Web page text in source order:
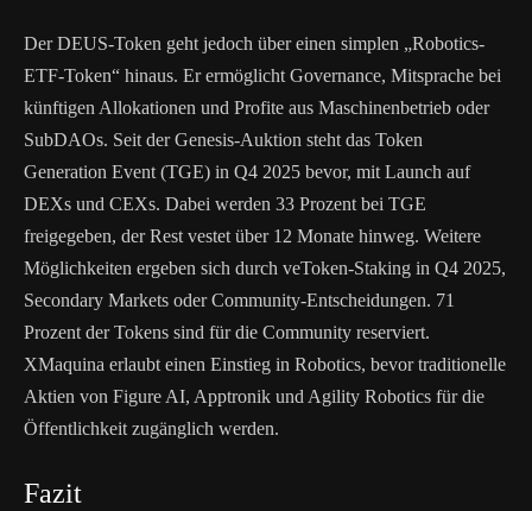
Der DEUS-Token geht jedoch über einen simplen „Robotics-
ETF-Token“ hinaus. Er ermöglicht Governance, Mitsprache bei
künftigen Allokationen und Profite aus Maschinenbetrieb oder
SubDAOs. Seit der Genesis-Auktion steht das Token
Generation Event (TGE) in Q4 2025 bevor, mit Launch auf
DEXs und CEXs. Dabei werden 33 Prozent bei TGE
freigegeben, der Rest vestet über 12 Monate hinweg. Weitere
Möglichkeiten ergeben sich durch veToken-Staking in Q4 2025,
Secondary Markets oder Community-Entscheidungen. 71
Prozent der Tokens sind für die Community reserviert.
XMaquina erlaubt einen Einstieg in Robotics, bevor traditionelle
Aktien von Figure AI, Apptronik und Agility Robotics für die
Öffentlichkeit zugänglich werden.
Fazit